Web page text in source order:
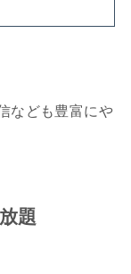
なども豊富にや
題